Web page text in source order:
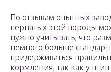
По отзывам опытных
пернатых этой породы
нужно учитывать, что
немного больше
придерживаться
кормления, так как у